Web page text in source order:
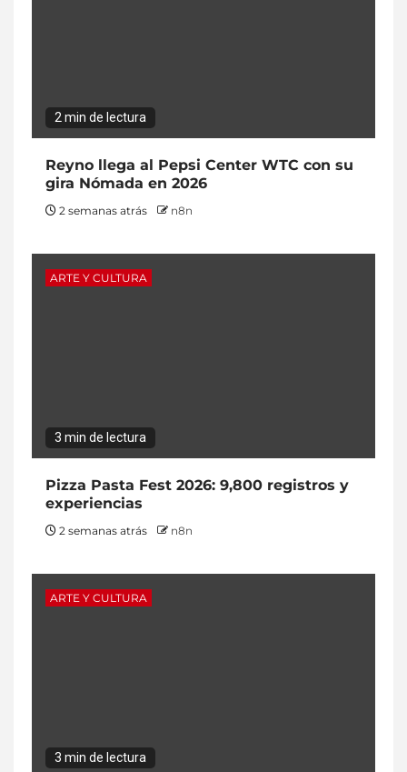
2 min de lectura
Reyno llega al Pepsi Center WTC con su
gira Nómada en 2026
2 semanas atrás n8n
ARTE Y CULTURA
3 min de lectura
Pizza Pasta Fest 2026: 9,800 registros y
experiencias
2 semanas atrás n8n
ARTE Y CULTURA
3 min de lectura